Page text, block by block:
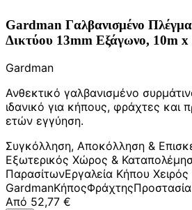
Gardman Γαλβανισμένο
Δικτύου 13mm Εξάγωνο, 10m x
Gardman
Ανθεκτικό γαλβανισμένο
ιδανικό για κήπους, φράχτες και
ετών εγγύηση.
Συγκόλληση, Αποκόλληση &
Εξωτερικός Χώρος &
ΠαρασίτωνΕργαλεία Κήπου Χειρός
GardmanΚήποςΦράχτης
Από 52,77 €